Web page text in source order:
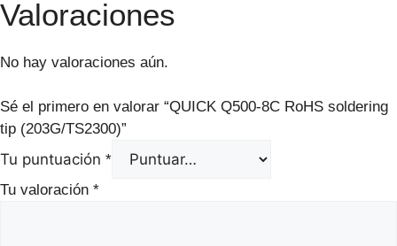
Valoraciones
No hay valoraciones aún.
Sé el primero en valorar “QUICK Q500-8C RoHS soldering
tip (203G/TS2300)”
Tu puntuación *
Tu valoración *